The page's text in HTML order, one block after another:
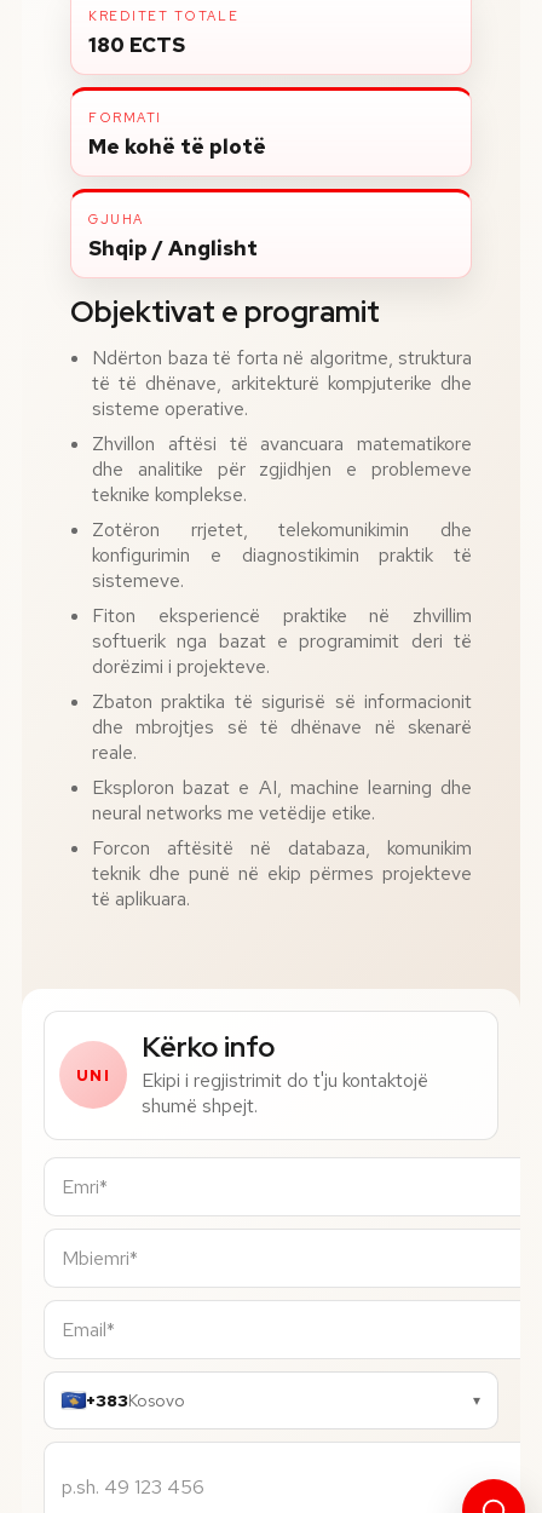
KREDITET TOTALE
180 ECTS
FORMATI
Me kohë të plotë
GJUHA
Shqip / Anglisht
Objektivat e programit
Ndërton baza të forta në algoritme, struktura
të të dhënave, arkitekturë kompjuterike dhe
sisteme operative.
Zhvillon aftësi të avancuara matematikore
dhe analitike për zgjidhjen e problemeve
teknike komplekse.
Zotëron rrjetet, telekomunikimin dhe
konfigurimin e diagnostikimin praktik të
sistemeve.
Fiton eksperiencë praktike në zhvillim
softuerik nga bazat e programimit deri të
dorëzimi i projekteve.
Zbaton praktika të sigurisë së informacionit
dhe mbrojtjes së të dhënave në skenarë
reale.
Eksploron bazat e AI, machine learning dhe
neural networks me vetëdije etike.
Forcon aftësitë në databaza, komunikim
teknik dhe punë në ekip përmes projekteve
të aplikuara.
UNI
Kërko info
Ekipi i regjistrimit do t'ju kontaktojë
shumë shpejt.
Numri i telefonit*
+383Kosovo ▾